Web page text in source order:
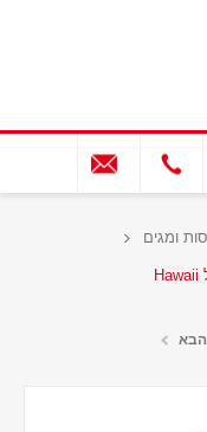
ומגים
הבא